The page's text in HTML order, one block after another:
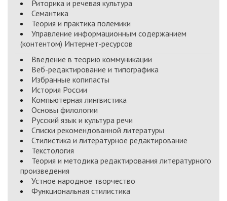
Риторика и речевая культура
Семантика
Теория и практика полемики
Управление информационным содержанием
(контентом) Интернет-ресурсов
Введение в теорию коммуникации
Веб-редактирование и типографика
Избранные копипасты
История России
Компьютерная лингвистика
Основы филологии
Русский язык и культура речи
Списки рекомендованной литературы
Стилистика и литературное редактирование
Текстология
Теория и методика редактирования литературного
произведения
Устное народное творчество
Функциональная стилистика